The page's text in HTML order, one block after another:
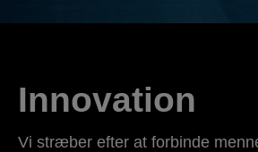
Innovation
Vi stræber efter at forbinde